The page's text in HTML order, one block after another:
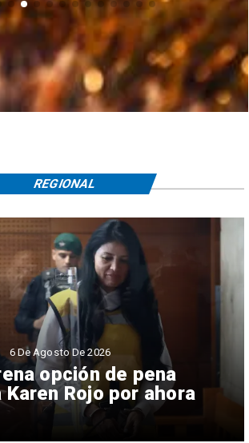
opción de pena
Karen Rojo por ahora
6 De Agosto De 2026
REGIONAL